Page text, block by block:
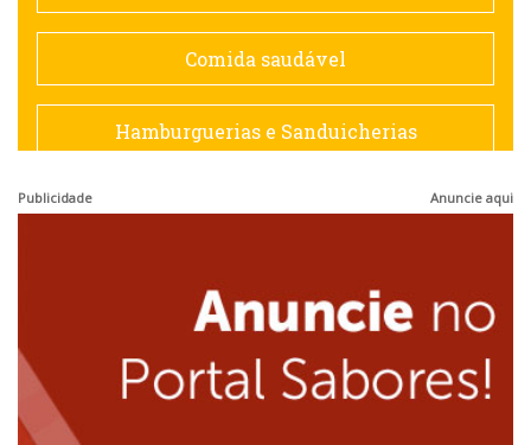
Espanhola
Francesa
Japonesa e Oriental
Lanchonetes
Comida saudável
Hamburguerias e Sanduicherias
Publicidade Anuncie aqui